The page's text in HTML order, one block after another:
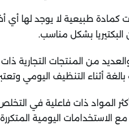
طبيعية لا يوجد لها أي
بشكل مناسب.
من المنتجات التجارية
بالغة أثناء التنظيف
المواد ذات فاعلية في
الاستخدامات اليومية